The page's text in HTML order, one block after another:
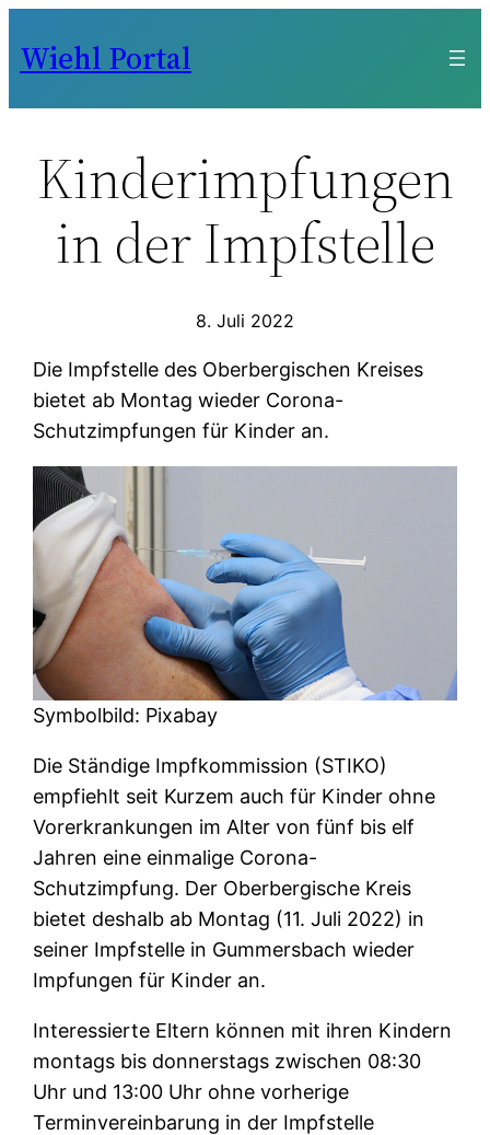
Inhalt
Wiehl Portal
Kinderimpfungen
in der Impfstelle
8. Juli 2022
Die Impfstelle des Oberbergischen Kreises
bietet ab Montag wieder Corona-
Schutzimpfungen für Kinder an.
Symbolbild: Pixabay
Die Ständige Impfkommission (STIKO)
empfiehlt seit Kurzem auch für Kinder ohne
Vorerkrankungen im Alter von fünf bis elf
Jahren eine einmalige Corona-
Schutzimpfung. Der Oberbergische Kreis
bietet deshalb ab Montag (11. Juli 2022) in
seiner Impfstelle in Gummersbach wieder
Impfungen für Kinder an.
Interessierte Eltern können mit ihren Kindern
montags bis donnerstags zwischen 08:30
Uhr und 13:00 Uhr ohne vorherige
Terminvereinbarung in der Impfstelle